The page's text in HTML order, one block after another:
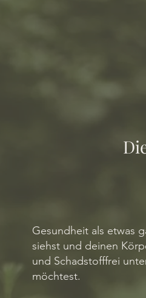
Gesundheit als etwas
siehst und deinen
und Schadstofffrei
möchtest.